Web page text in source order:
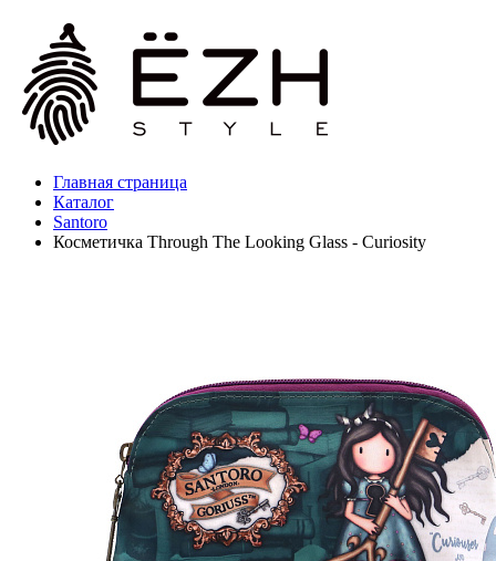
Главная страница
Каталог
Santoro
Косметичка Through The Looking Glass - Curiosity